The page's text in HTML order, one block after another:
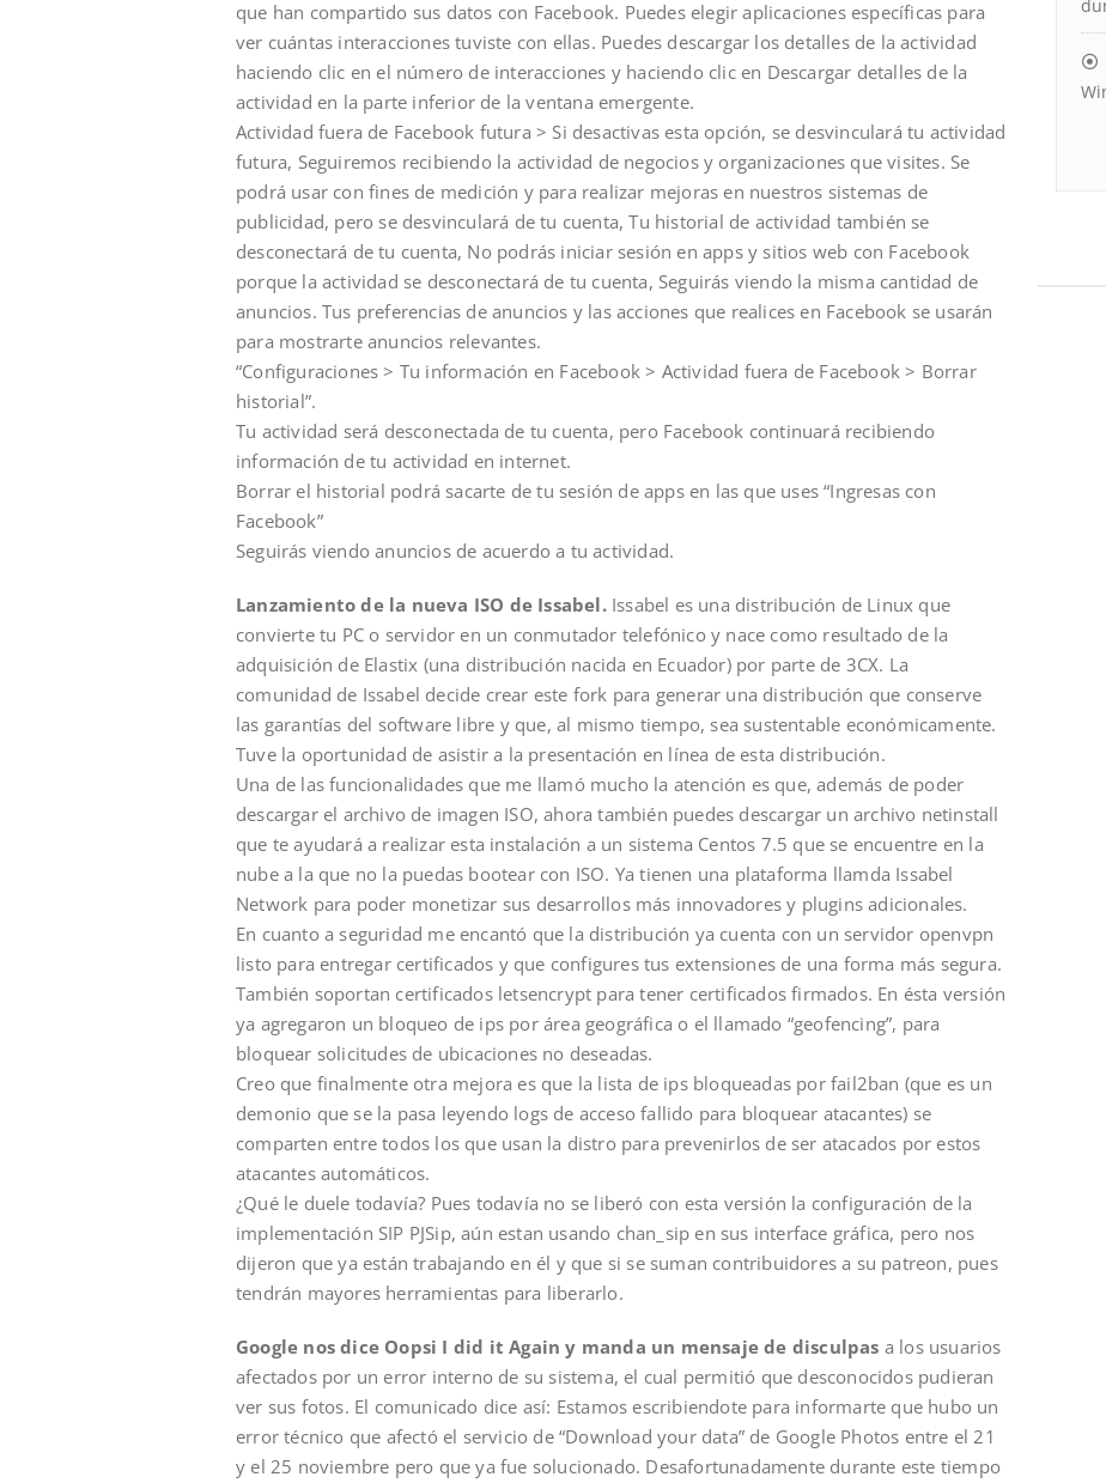
que han compartido sus datos con Facebook. Puedes elegir aplicaciones específicas para
ver cuántas interacciones tuviste con ellas. Puedes descargar los detalles de la actividad
haciendo clic en el número de interacciones y haciendo clic en Descargar detalles de la
actividad en la parte inferior de la ventana emergente.
Actividad fuera de Facebook futura > Si desactivas esta opción, se desvinculará tu actividad
futura, Seguiremos recibiendo la actividad de negocios y organizaciones que visites. Se
podrá usar con fines de medición y para realizar mejoras en nuestros sistemas de
publicidad, pero se desvinculará de tu cuenta, Tu historial de actividad también se
desconectará de tu cuenta, No podrás iniciar sesión en apps y sitios web con Facebook
porque la actividad se desconectará de tu cuenta, Seguirás viendo la misma cantidad de
anuncios. Tus preferencias de anuncios y las acciones que realices en Facebook se usarán
para mostrarte anuncios relevantes.
“Configuraciones > Tu información en Facebook > Actividad fuera de Facebook > Borrar
historial”.
Tu actividad será desconectada de tu cuenta, pero Facebook continuará recibiendo
información de tu actividad en internet.
Borrar el historial podrá sacarte de tu sesión de apps en las que uses “Ingresas con
Facebook”
Seguirás viendo anuncios de acuerdo a tu actividad.
Lanzamiento de la nueva ISO de Issabel.Issabel es una distribución de Linux que
convierte tu PC o servidor en un conmutador telefónico y nace como resultado de la
adquisición de Elastix (una distribución nacida en Ecuador) por parte de 3CX. La
comunidad de Issabel decide crear este fork para generar una distribución que conserve
las garantías del software libre y que, al mismo tiempo, sea sustentable económicamente.
Tuve la oportunidad de asistir a la presentación en línea de esta distribución.
Una de las funcionalidades que me llamó mucho la atención es que, además de poder
descargar el archivo de imagen ISO, ahora también puedes descargar un archivo netinstall
que te ayudará a realizar esta instalación a un sistema Centos 7.5 que se encuentre en la
nube a la que no la puedas bootear con ISO. Ya tienen una plataforma llamda Issabel
Network para poder monetizar sus desarrollos más innovadores y plugins adicionales.
En cuanto a seguridad me encantó que la distribución ya cuenta con un servidor openvpn
listo para entregar certificados y que configures tus extensiones de una forma más segura.
También soportan certificados letsencrypt para tener certificados firmados. En ésta versión
ya agregaron un bloqueo de ips por área geográfica o el llamado “geofencing”, para
bloquear solicitudes de ubicaciones no deseadas.
Creo que finalmente otra mejora es que la lista de ips bloqueadas por fail2ban (que es un
demonio que se la pasa leyendo logs de acceso fallido para bloquear atacantes) se
comparten entre todos los que usan la distro para prevenirlos de ser atacados por estos
atacantes automáticos.
¿Qué le duele todavía? Pues todavía no se liberó con esta versión la configuración de la
implementación SIP PJSip, aún estan usando chan_sip en sus interface gráfica, pero nos
dijeron que ya están trabajando en él y que si se suman contribuidores a su patreon, pues
tendrán mayores herramientas para liberarlo.
Google nos dice Oopsi I did it Again y manda un mensaje de disculpas a los usuarios
afectados por un error interno de su sistema, el cual permitió que desconocidos pudieran
ver sus fotos. El comunicado dice así: Estamos escribiendote para informarte que hubo un
error técnico que afectó el servicio de “Download your data” de Google Photos entre el 21
y el 25 noviembre pero que ya fue solucionado. Desafortunadamente durante este tiempo